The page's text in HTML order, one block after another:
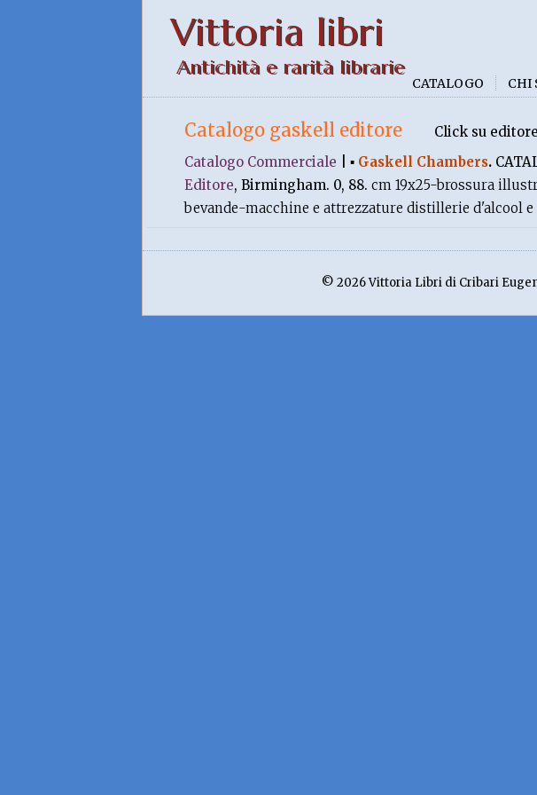
Vittoria libri
Antichità e rarità librarie
CATALOGO CHI
Catalogo gaskell editore
Click su
Catalogo Commerciale
▪ Gaskell Chambers.
Editore, Birmingham. 0, 88. cm 19x25-brossura
bevande-macchine e attrezzature distillerie d'alcool
© 2026 Vittoria Libri di Cribari